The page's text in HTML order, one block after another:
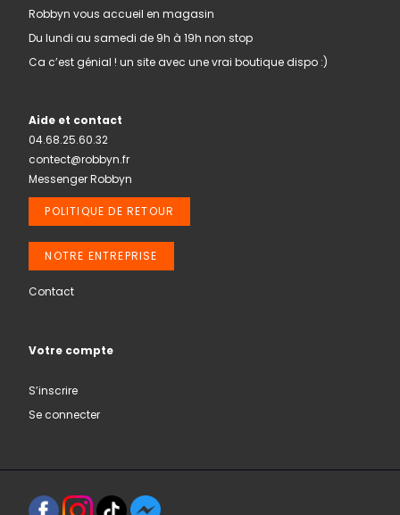
Robbyn vous accueil en magasin
Du lundi au samedi de 9h à 19h non stop
Ca c’est génial ! un site avec une vrai boutique dispo :)
Aide et contact
04.68.25.60.32
contect@robbyn.fr
Messenger Robbyn
POLITIQUE DE RETOUR
NOTRE ENTREPRISE
Contact
Votre compte
S’inscrire
Se connecter